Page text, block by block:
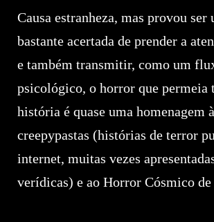
Causa estranheza, mas provou ser
bastante acertada de prender a
e também transmitir, como um
psicológico, o horror que permeia
história é quase uma homenagem
creepypastas (histórias de terror
internet, muitas vezes
verídicas) e ao Horror Cósmico